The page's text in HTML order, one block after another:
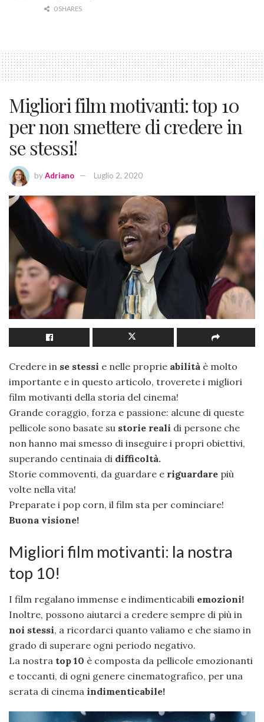
0 SHARES
Migliori film motivanti: top 10
per non smettere di credere in
se stessi!
byAdriano Luglio 2, 2020
Credere in se stessi e nelle proprie abilità è molto
importante e in questo articolo, troverete i migliori
film motivanti della storia del cinema!
Grande coraggio, forza e passione: alcune di queste
pellicole sono basate su storie reali di persone che
non hanno mai smesso di inseguire i propri obiettivi,
superando centinaia di difficoltà.
Storie commoventi, da guardare e riguardare più
volte nella vita!
Preparate i pop corn, il film sta per cominciare!
Buona visione!
Migliori film motivanti: la nostra
top 10!
I film regalano immense e indimenticabili emozioni!
Inoltre, possono aiutarci a credere sempre di più in
noi stessi, a ricordarci quanto valiamo e che siamo in
grado di superare ogni periodo negativo.
La nostra top 10 è composta da pellicole emozionanti
e toccanti, di ogni genere cinematografico, per una
serata di cinema indimenticabile!